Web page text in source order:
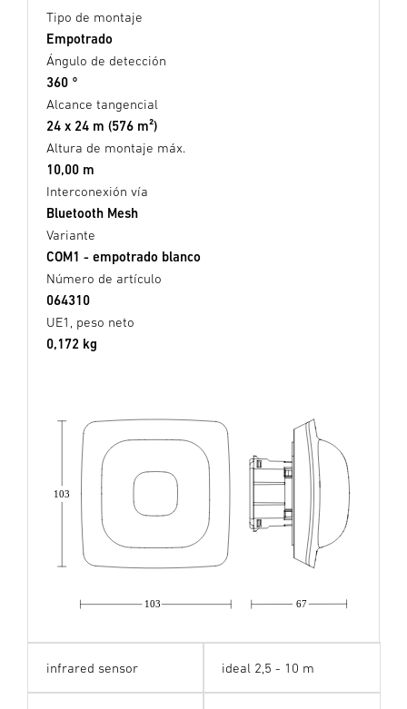
Tipo de montaje
Empotrado
Ángulo de detección
360 °
Alcance tangencial
24 x 24 m (576 m²)
Altura de montaje máx.
10,00 m
Interconexión vía
Bluetooth Mesh
Variante
COM1 - empotrado blanco
Número de artículo
064310
UE1, peso neto
0,172 kg
67
103
103
infrared sensor ideal 2,5 - 10 m